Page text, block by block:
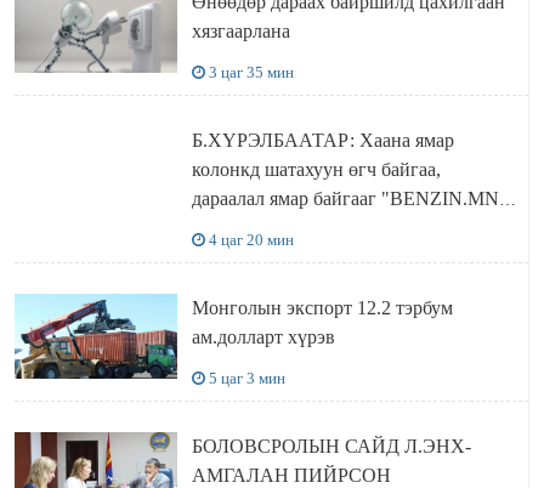
хязгаарлана
3 цаг 35 мин
Б.ХҮРЭЛБААТАР: Хаана ямар
колонкд шатахуун өгч байгаа,
дараалал ямар байгааг "BENZIN.MN”
4 цаг 20 мин
Монголын экспорт 12.2 тэрбум
ам.долларт хүрэв
5 цаг 3 мин
БОЛОВСРОЛЫН САЙД Л.ЭНХ-
АМГАЛАН ПИЙРСОН